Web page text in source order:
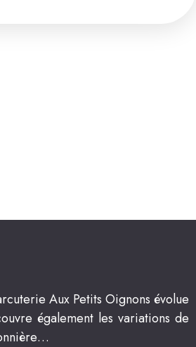
Aux Petits Oignons évolue
également les variations de